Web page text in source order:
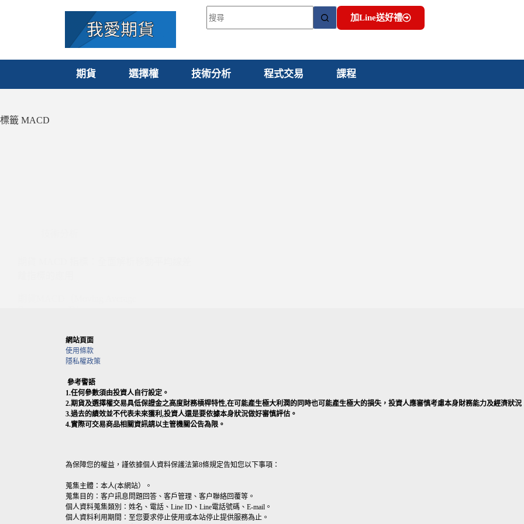
加Line送好禮
期貨 選擇權 技術分析 程式交易 課程
標籤 MACD
網站頁面
使用條款
隱私權政策
參考警語
1.任何參數須由投資人自行設定。
2.期貨及選擇權交易具低保證金之高度財務槓桿特性,在可能產生極大利潤的同時也可能產生極大的損失，投資人應審慎考慮本身財務能力及經濟狀況
3.過去的績效並不代表未來獲利,投資人還是要依據本身狀況做好審慎評估。
4.實際可交易商品相關資訊請以主管機關公告為限。
為保障您的權益，謹依據個人資料保護法第8條規定告知您以下事項：
蒐集主體：本人(本網站）。
蒐集目的：客户訊息問題回答、客戶管理、客户聯絡回覆等。
個人資料蒐集類別：姓名、電話、Line ID、Line電話號碼、E-mail。
個人資料利用期間：至您要求停止使用或本站停止提供服務為止。